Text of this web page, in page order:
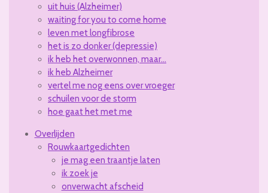
uit huis (Alzheimer)
waiting for you to come home
leven met longfibrose
het is zo donker (depressie)
ik heb het overwonnen, maar...
ik heb Alzheimer
vertel me nog eens over vroeger
schuilen voor de storm
hoe gaat het met me
Overlijden
Rouwkaartgedichten
je mag een traantje laten
ik zoek je
onverwacht afscheid